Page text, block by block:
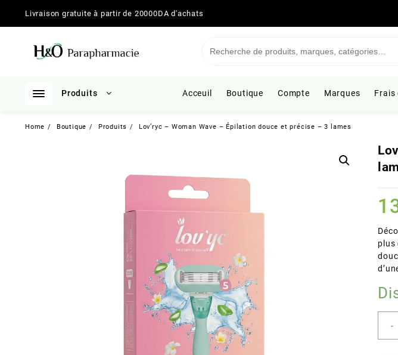
Livraison gratuite à partir de 20000DA d'achats
Produits Acceuil Boutique Compte Marques Frais
Home Boutique Produits Lov’ryc – Woman Wave – Épilation douce et précise – 3 lames
plus
-